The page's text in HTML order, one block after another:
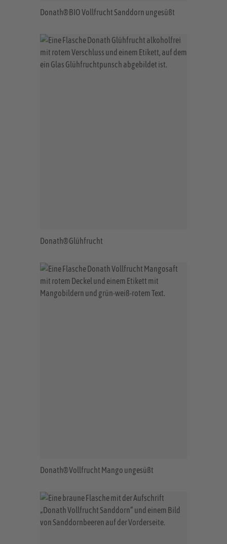
Donath® BIO Vollfrucht Sanddorn ungesüßt
Donath® Glühfrucht
Donath® Vollfrucht Mango ungesüßt